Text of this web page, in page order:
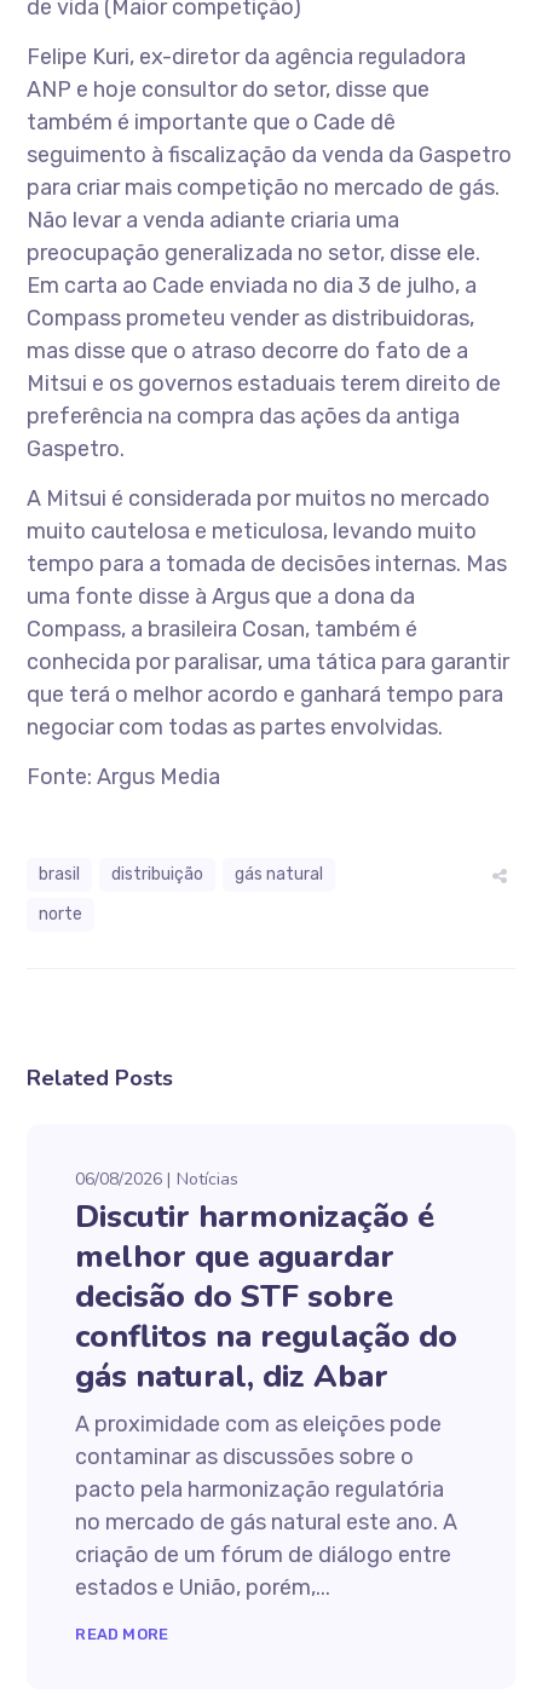
de vida (Maior competição)
Felipe Kuri, ex-diretor da agência reguladora
ANP e hoje consultor do setor, disse que
também é importante que o Cade dê
seguimento à fiscalização da venda da Gaspetro
para criar mais competição no mercado de gás.
Não levar a venda adiante criaria uma
preocupação generalizada no setor, disse ele.
Em carta ao Cade enviada no dia 3 de julho, a
Compass prometeu vender as distribuidoras,
mas disse que o atraso decorre do fato de a
Mitsui e os governos estaduais terem direito de
preferência na compra das ações da antiga
Gaspetro.
A Mitsui é considerada por muitos no mercado
muito cautelosa e meticulosa, levando muito
tempo para a tomada de decisões internas. Mas
uma fonte disse à Argus que a dona da
Compass, a brasileira Cosan, também é
conhecida por paralisar, uma tática para garantir
que terá o melhor acordo e ganhará tempo para
negociar com todas as partes envolvidas.
Fonte: Argus Media
brasil distribuição
gás natural
norte
Related Posts
06/08/2026 Notícias
Discutir harmonização é
melhor que aguardar
decisão do STF sobre
conflitos na regulação do
gás natural, diz Abar
A proximidade com as eleições pode
contaminar as discussões sobre o
pacto pela harmonização regulatória
no mercado de gás natural este ano. A
criação de um fórum de diálogo entre
estados e União, porém,...
READ MORE